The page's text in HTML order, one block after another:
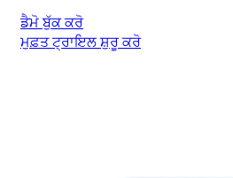
ਡੈਮੋ ਬੁੱਕ ਕਰੋ
ਮੁਫ਼ਤ ਟ੍ਰਾਇਲ ਸ਼ੁਰੂ ਕਰੋ